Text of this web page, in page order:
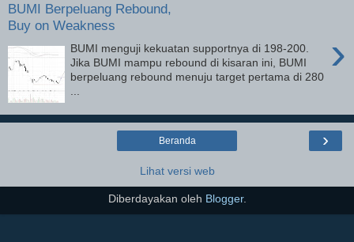
BUMI Berpeluang Rebound,
Buy on Weakness
›
BUMI menguji kekuatan supportnya di 198-200.
Jika BUMI mampu rebound di kisaran ini, BUMI
berpeluang rebound menuju target pertama di 280
›
Beranda
Lihat versi web
Diberdayakan oleh Blogger.